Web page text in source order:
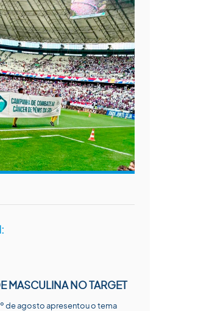
MASCULINA NO TARGET
de agosto apresentou o tema